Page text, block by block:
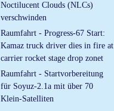
Noctilucent Clouds (NLCs)
verschwinden
Raumfahrt - Progress-67 Start:
Kamaz truck driver dies in fire at
carrier rocket stage drop zonet
Raumfahrt - Startvorbereitung
für Soyuz-2.1a mit über 70
Klein-Satelliten